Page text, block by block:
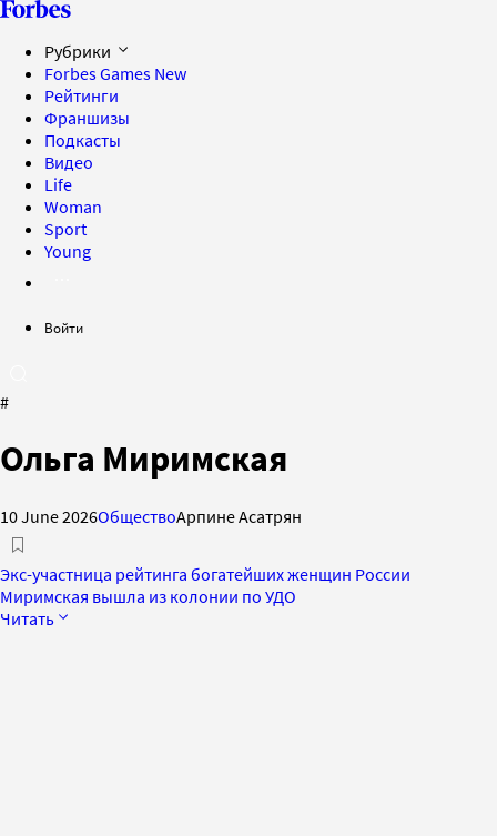
Рубрики
Forbes Games New
Рейтинги
Франшизы
Подкасты
Видео
Life
Woman
Sport
Young
Войти
#
Ольга Миримская
10 June 2026ОбществоАрпине Асатрян
Экс-участница рейтинга богатейших женщин России
Миримская вышла из колонии по УДО
Читать